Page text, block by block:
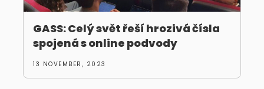
GASS: Celý svět řeší hrozivá čísla
spojená s online podvody
13 NOVEMBER, 2023